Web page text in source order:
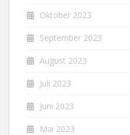
Oktober 2023
September 2023
August 2023
Juli 2023
Juni 2023
Mai 2023